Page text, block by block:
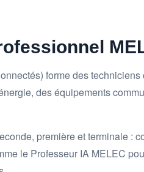
forme des techniciens
des équipements
première et terminale :
le Professeur IA MELEC